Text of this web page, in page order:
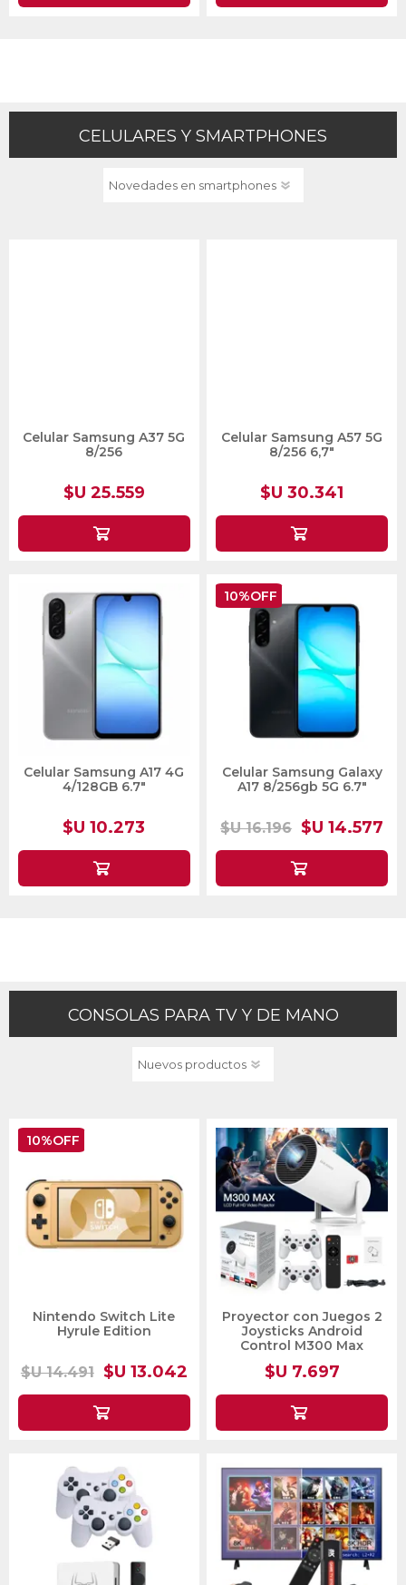
CELULARES Y SMARTPHONES
Celular Samsung A37 5G
8/256
$U 25.559
Celular Samsung A57 5G
8/256 6,7"
$U 30.341
Celular Samsung A17 4G
4/128GB 6.7"
$U 10.273
10%OFF
Celular Samsung Galaxy
A17 8/256gb 5G 6.7"
$U 16.196 $U 14.577
CONSOLAS PARA TV Y DE MANO
10%OFF
Nintendo Switch Lite
Hyrule Edition
$U 14.491 $U 13.042
Proyector con Juegos 2
Joysticks Android
Control M300 Max
$U 7.697